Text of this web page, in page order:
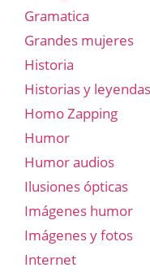
Gramatica
Grandes mujeres
Historia
Historias y leyendas
Homo Zapping
Humor
Humor audios
Ilusiones ópticas
Imágenes humor
Imágenes y fotos
Internet